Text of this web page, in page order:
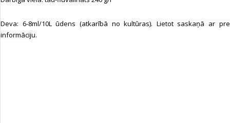
Deva: 6-8ml/10L ūdens (atkarībā no kultūras). Lietot saskaņā ar
informāciju.